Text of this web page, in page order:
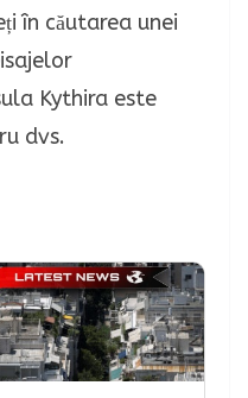
în căutarea unei
Kythira este
dvs.